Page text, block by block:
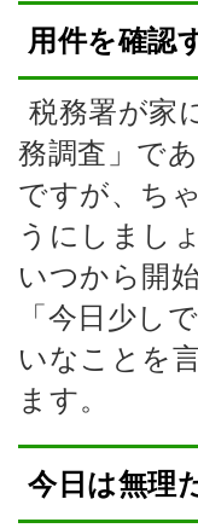
用件を確認
税務署が家
務調査」で
ですが、ち
うにしまし
いつから開
「今日少し
いなことを
ます。
今日は無理